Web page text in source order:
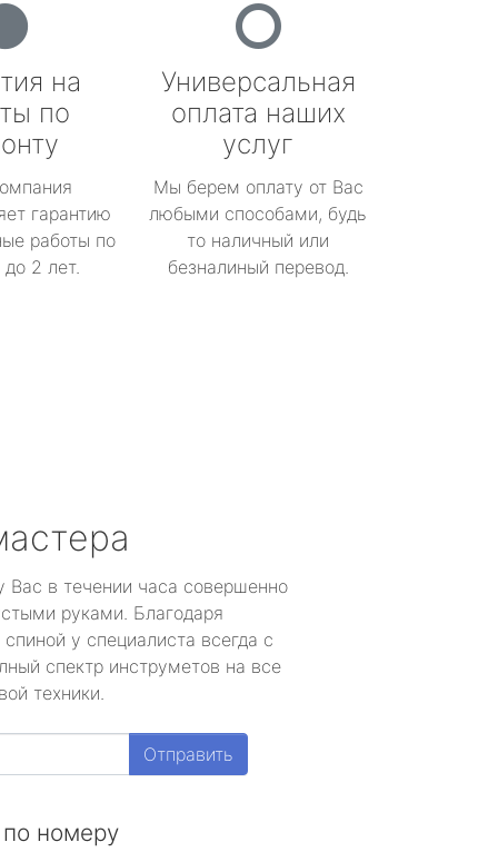
на
по
гарантию
работы по
2 лет.
Универсальная
оплата наших
услуг
Мы берем оплату от Вас
любыми способами, будь
то наличный или
безналиный перевод.
Вас в течении часа совершенно
руками. Благодаря
у специалиста всегда с
спектр инструметов на все
техники.
Отправить
номеру